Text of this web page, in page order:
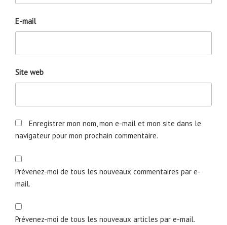
E-mail
Site web
Enregistrer mon nom, mon e-mail et mon site dans le
navigateur pour mon prochain commentaire.
Prévenez-moi de tous les nouveaux commentaires par e-
mail.
Prévenez-moi de tous les nouveaux articles par e-mail.